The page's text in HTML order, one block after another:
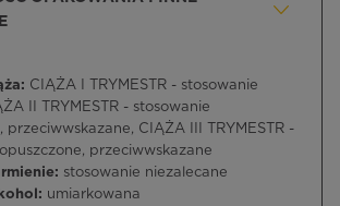
CIĄŻA I TRYMESTR - stosowanie
II TRYMESTR - stosowanie
przeciwwskazane, CIĄŻA III TRYMESTR -
przeciwwskazane
stosowanie niezalecane
umiarkowana